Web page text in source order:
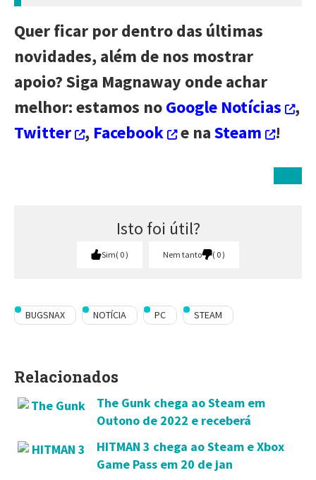
Quer ficar por dentro das últimas
novidades, além de nos mostrar
apoio? Siga Magnaway onde achar
melhor: estamos noGoogle Notícias
,
Twitter
, Facebook e naSteam !
Isto foi útil?
Sim 0 Nem tanto 0
BUGSNAX NOTÍCIA PC STEAM
Relacionados
The Gunk chega ao Steam em
Outono de 2022 e receberá
HITMAN 3 chega ao Steam e Xbox
Game Pass em 20 de jan